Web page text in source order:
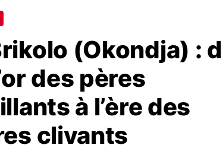
(Okondja) :
des pères
à l’ère des
clivants